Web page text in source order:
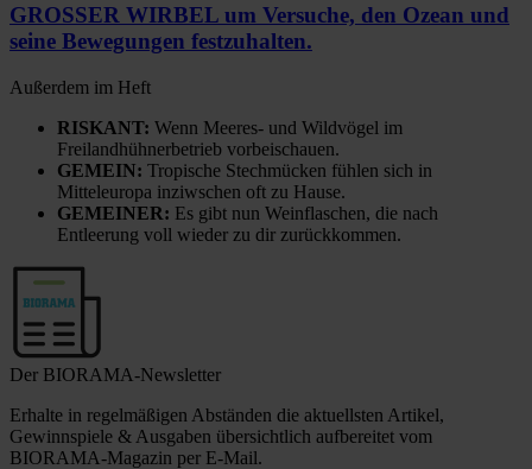
GROSSER WIRBEL um Versuche, den Ozean und
seine Bewegungen festzuhalten.
Außerdem im Heft
RISKANT: Wenn Meeres- und Wildvögel im
Freilandhühnerbetrieb vorbeischauen.
GEMEIN: Tropische Stechmücken fühlen sich in
Mitteleuropa inziwschen oft zu Hause.
GEMEINER: Es gibt nun Weinflaschen, die nach
Entleerung voll wieder zu dir zurückkommen.
Der BIORAMA-Newsletter
Erhalte in regelmäßigen Abständen die aktuellsten Artikel,
Gewinnspiele & Ausgaben übersichtlich aufbereitet vom
BIORAMA-Magazin per E-Mail.